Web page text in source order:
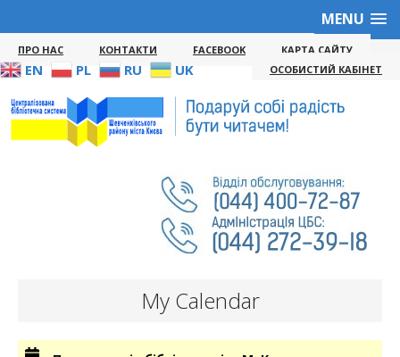
MENU
ПРО НАС КОНТАКТИ FACEBOOK КАРТА САЙТУ
EN PL RU UK ОСОБИСТИЙ КАБІНЕТ
My Calendar